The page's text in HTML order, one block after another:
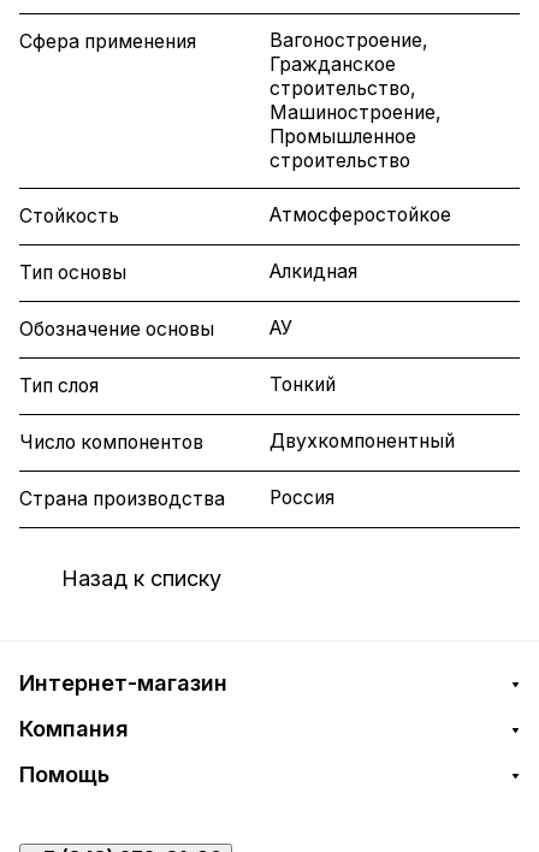
Сфера применения
Вагоностроение,
Гражданское
строительство,
Машиностроение,
Промышленное
строительство
Стойкость Атмосферостойкое
Тип основы Алкидная
Обозначение основы АУ
Тип слоя Тонкий
Число компонентов Двухкомпонентный
Страна производства Россия
Назад к списку
Интернет-магазин
Компания
Помощь